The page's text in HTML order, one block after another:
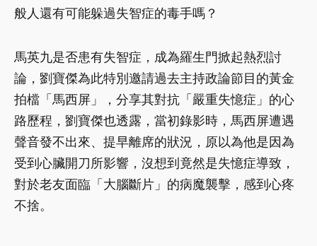
般人還有可能躲過失智症的毒手嗎？
馬英九是否患有失智症，成為羅生門掀起熱烈討
論，劉寶傑為此特別邀請過去主持政論節目的黃金
拍檔「馬西屏」，分享其對抗「嚴重失憶症」的心
路歷程，劉寶傑也透露，當初錄影時，馬西屏遭遇
聲音發不出來、提早離席的狀況，原以為他是因為
受到心臟開刀所影響，沒想到竟然是失憶症導致，
對於老友面臨「大腦斷片」的病魔襲擊，感到心疼
不捨。